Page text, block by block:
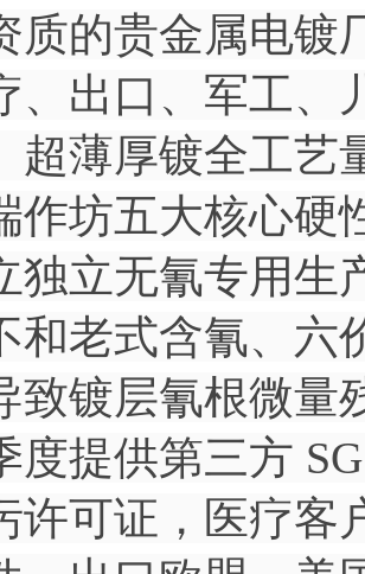
质的贵金属电镀
、出口、军工、
超薄厚镀全工艺
作坊五大核心硬
独立无氰专用生
和老式含氰、六
致镀层氰根微量
度提供第三方
许可证，医疗客